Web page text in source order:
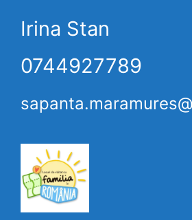
Irina Stan
0744927789